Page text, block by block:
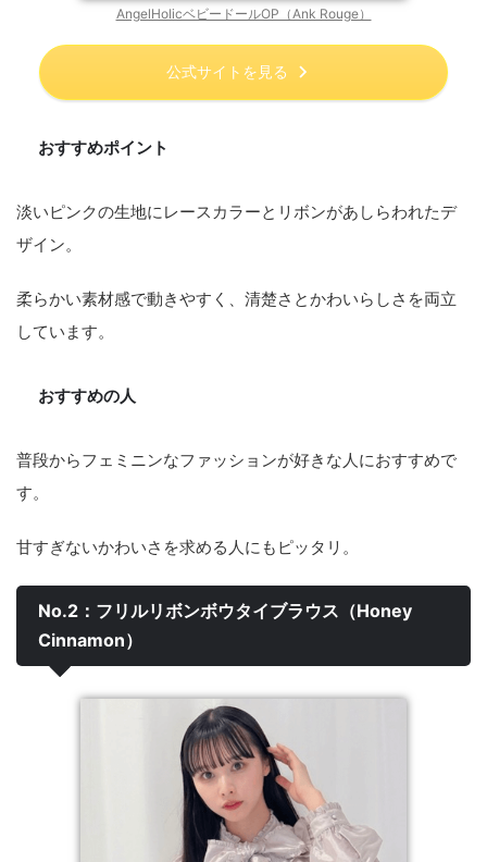
AngelHolicベビードールOP（Ank Rouge）
公式サイトを見る
おすすめポイント
淡いピンクの生地にレースカラーとリボンがあしらわれたデ
ザイン。
柔らかい素材感で動きやすく、清楚さとかわいらしさを両立
しています。
おすすめの人
普段からフェミニンなファッションが好きな人におすすめで
す。
甘すぎないかわいさを求める人にもピッタリ。
No.2：フリルリボンボウタイブラウス（Honey
Cinnamon）